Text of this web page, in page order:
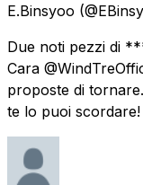
E.Binsyoo
Due noti pezzi di
Cara
proposte di
te lo puoi scordare!